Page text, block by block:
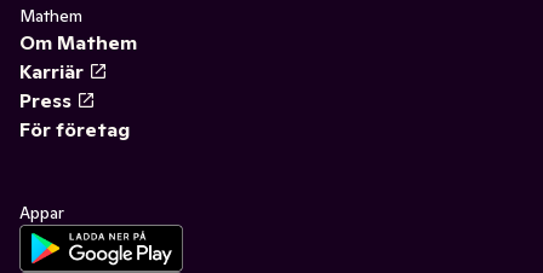
Mathem
Om Mathem
Karriär
Press
För företag
Appar